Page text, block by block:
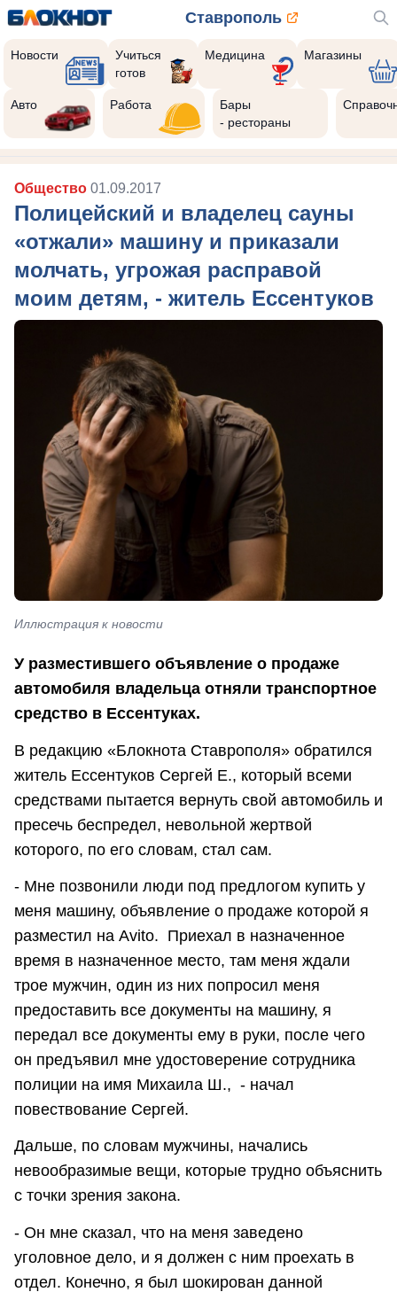
Ставрополь
Новости
Учиться
готов
Медицина Магазины
Авто Работа
Бары
- рестораны
Общество 01.09.2017
Полицейский и владелец сауны
«отжали» машину и приказали
молчать, угрожая расправой
моим детям, - житель Ессентуков
Иллюстрация к новости
У разместившего объявление о продаже
автомобиля владельца отняли транспортное
средство в Ессентуках.
В редакцию «Блокнота Ставрополя» обратился
житель Ессентуков Сергей Е., который всеми
средствами пытается вернуть свой автомобиль и
пресечь беспредел, невольной жертвой
которого, по его словам, стал сам.
- Мне позвонили люди под предлогом купить у
меня машину, объявление о продаже которой я
разместил на Avito. Приехал в назначенное
время в назначенное место, там меня ждали
трое мужчин, один из них попросил меня
предоставить все документы на машину, я
передал все документы ему в руки, после чего
он предъявил мне удостоверение сотрудника
полиции на имя Михаила Ш., - начал
повествование Сергей.
Дальше, по словам мужчины, начались
невообразимые вещи, которые трудно объяснить
с точки зрения закона.
- Он мне сказал, что на меня заведено
уголовное дело, и я должен с ним проехать в
отдел. Конечно, я был шокирован данной